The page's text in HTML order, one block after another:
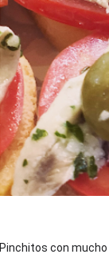
Pinchitos con